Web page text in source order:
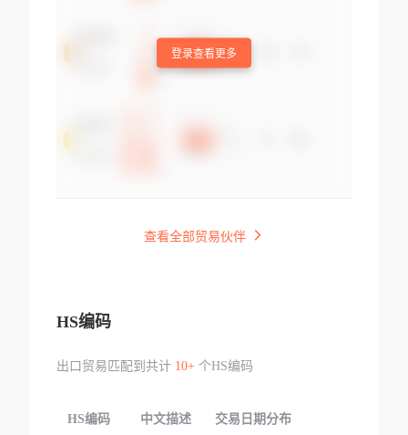
登录查看更多
查看全部贸易伙伴
HS编码
出口贸易匹配到共计 10+个HS编码
HS编码 中文描述 交易日期分布